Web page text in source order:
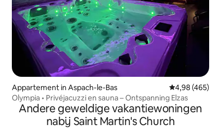
Appartement in Aspach-le-Bas Gemiddelde
4,98 (465)
Olympia • Privéjacuzzi en sauna – Ontspanning Elzas
Andere geweldige vakantiewoningen
nabij Saint Martin's Church